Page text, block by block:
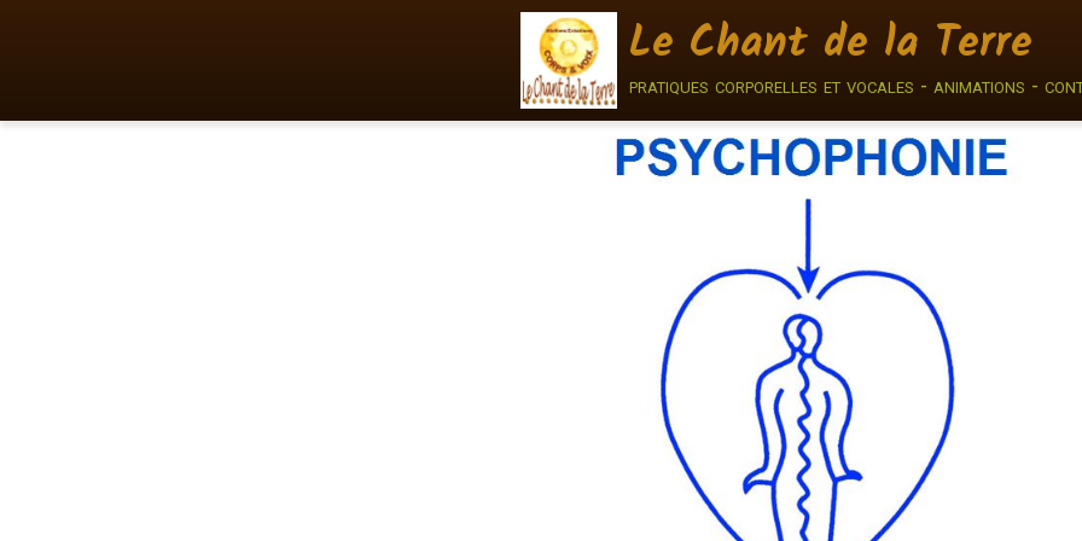
Le Chant de la Terre
pratiques corporelles et vocales - animations -